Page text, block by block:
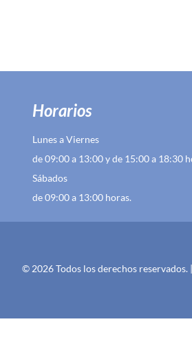
Horarios
Lunes a Viernes
de 09:00 a 13:00 y de 15:00 a 18:30
Sábados
de 09:00 a 13:00 horas.
© 2026 Todos los derechos reservados. |